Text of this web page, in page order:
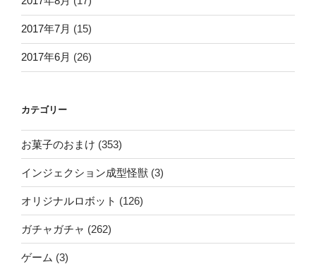
2017年7月 (15)
2017年6月 (26)
カテゴリー
お菓子のおまけ (353)
インジェクション成型怪獣 (3)
オリジナルロボット (126)
ガチャガチャ (262)
ゲーム (3)